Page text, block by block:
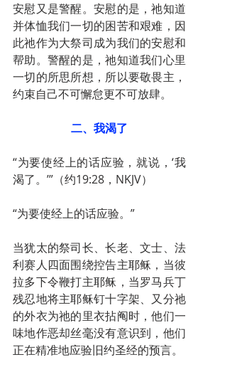
安慰又是警醒。安慰的是，祂知道
并体恤我们一切的困苦和艰难，因
此祂作为大祭司成为我们的安慰和
帮助。警醒的是，祂知道我们心里
一切的所思所想，所以要敬畏主，
约束自己不可懈怠更不可放肆。
二、我渴了
“为要使经上的话应验，就说，‘我
渴了。’”（约19:28，NKJV）
“为要使经上的话应验。”
当犹太的祭司长、长老、文士、法
利赛人四面围绕控告主耶稣，当彼
拉多下令鞭打主耶稣，当罗马兵丁
残忍地将主耶稣钉十字架、又分祂
的外衣为祂的里衣拈阄时，他们一
味地作恶却丝毫没有意识到，他们
正在精准地应验旧约圣经的预言。